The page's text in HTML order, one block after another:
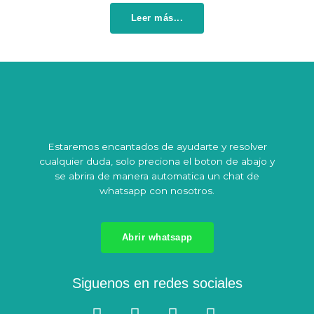
Leer más...
Estaremos encantados de ayudarte y resolver
cualquier duda, solo preciona el boton de abajo y
se abrira de manera automatica un chat de
whatsapp con nosotros.
Abrir whatsapp
Siguenos en redes sociales
F W I Y